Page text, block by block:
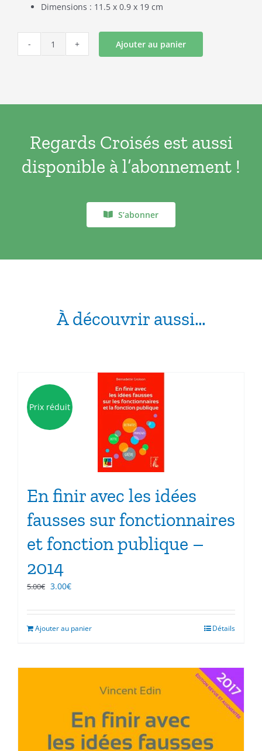
Dimensions : 11.5 x 0.9 x 19 cm
quantité
et
Education
en
Ajouter au panier
Regards Croisés est aussi
disponible à l’abonnement !
S’abonner
À découvrir aussi…
Prix réduit
En finir avec les idées
fausses sur fonctionnaires
et fonction publique –
2014
5.00€ Le
initial
3.00€Le
actuel
est :
Ajouter au panier Détails